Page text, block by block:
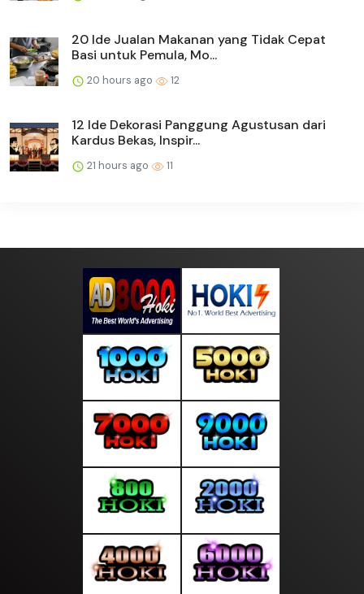
20 Ide Jualan Makanan yang Tidak Cepat
Basi untuk Pemula, Mo...
20 hours ago 12
12 Ide Dekorasi Panggung Agustusan dari
Kardus Bekas, Inspir...
21 hours ago 11